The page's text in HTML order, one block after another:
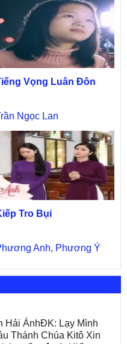
Vọng Luân Đôn
Ngọc Lan
Tro Bụi
Anh, Phương Ý
Hải ÁnhĐK: Lạy Mình
Thánh Chúa Kitô Xin